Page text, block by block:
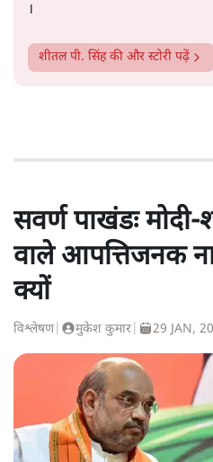
।
शीतल पी. सिंहकी और स्टोरी पढ़ें
सवर्ण पाखंडः
वाले आपत्तिजनक
क्यों
विश्लेषण| मुकेश कुमार 29 JAN,